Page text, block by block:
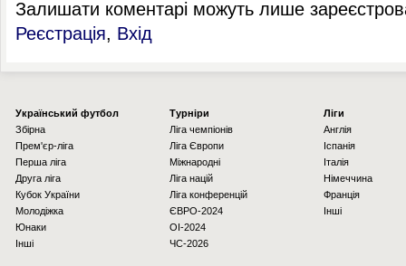
Залишати коментарі можуть лише
Реєстрація, Вхід
Українcький футбол
Збірна
Прем'єр-ліга
Перша ліга
Друга ліга
Кубок України
Молодіжка
Юнаки
Інші
Турніри
Ліга чемпіонів
Ліга Європи
Міжнародні
Ліга націй
Ліга конференцій
ЄВРО-2024
OI-2024
ЧС-2026
Ліги
Англія
Іспанія
Італія
Німеччина
Франція
Інші